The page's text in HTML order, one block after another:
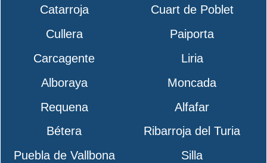
Catarroja
Cuart de Poblet
Cullera
Paiporta
Carcagente
Liria
Alboraya
Moncada
Requena
Alfafar
Bétera
Ribarroja del Turia
Puebla de Vallbona
Silla